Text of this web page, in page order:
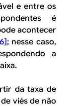
e entre os
é
acontecer
; nesse caso,
a
da taxa de
viés de não